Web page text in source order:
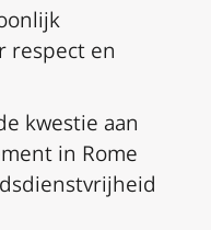
respect en
kwestie aan
in Rome